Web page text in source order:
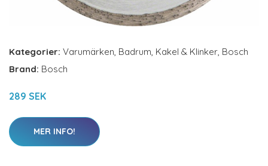
Kategorier: Varumärken, Badrum, Kakel & Klinker, Bosch
Brand: Bosch
289 SEK
MER INFO!